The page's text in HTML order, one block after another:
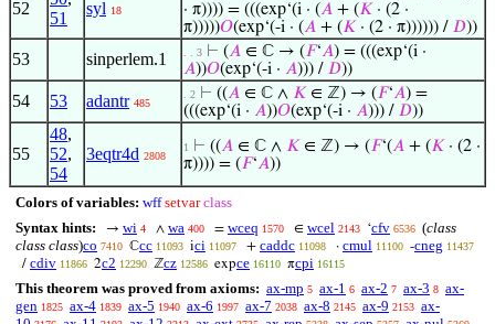
52
51
syl 18
· π)))) = (((exp‘(i · (𝐴 + (𝐾 · (2 ·
π)))))𝑂(exp‘(-i · (𝐴 + (𝐾 · (2 · π)))))) / 𝐷))
53 sinperlem.1 . . 3 ⊢ (𝐴 ∈ ℂ → (𝐹‘𝐴) = (((exp‘(i ·
𝐴))𝑂(exp‘(-i · 𝐴))) / 𝐷))
54 53 adantr 485
. 2 ⊢ ((𝐴 ∈ ℂ ∧ 𝐾 ∈ ℤ) → (𝐹‘𝐴) =
(((exp‘(i · 𝐴))𝑂(exp‘(-i · 𝐴))) / 𝐷))
55
48,
52,
54
3eqtr4d 2808
1 ⊢ ((𝐴 ∈ ℂ ∧ 𝐾 ∈ ℤ) → (𝐹‘(𝐴 + (𝐾 · (2 ·
π)))) = (𝐹‘𝐴))
Colors of variables: wff setvar class
Syntax hints:
→ wi 4 ∧ wa 400 = wceq 1570 ∈ wcel 2143 ‘cfv 6536 (class
class class)co 7410 ℂcc 11093 ici 11097 + caddc 11098 · cmul 11100 -cneg 11437
/ cdiv 11866 2c2 12290 ℤcz 12586 expce 16110 πcpi 16115
This theorem was proved from axioms: ax-mp 5 ax-1 6 ax-2 7 ax-3 8 ax-
gen 1825 ax-4 1839 ax-5 1940 ax-6 1997 ax-7 2038 ax-8 2145 ax-9 2153 ax-